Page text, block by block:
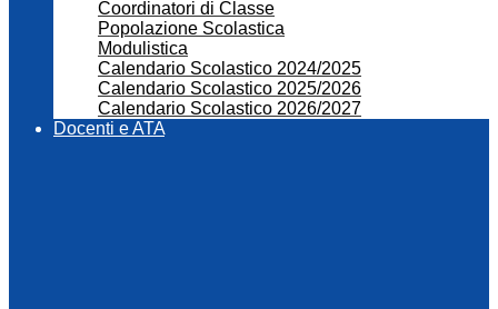
Coordinatori di Classe
Popolazione Scolastica
Modulistica
Calendario Scolastico 2024/2025
Calendario Scolastico 2025/2026
Calendario Scolastico 2026/2027
Docenti e ATA